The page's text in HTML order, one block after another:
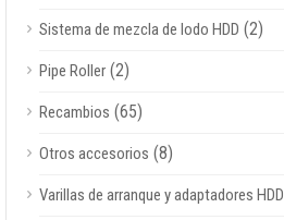
Sistema de mezcla de lodo HDD (2)
Pipe Roller (2)
Recambios (65)
Otros accesorios (8)
Varillas de arranque y adaptadores HDD